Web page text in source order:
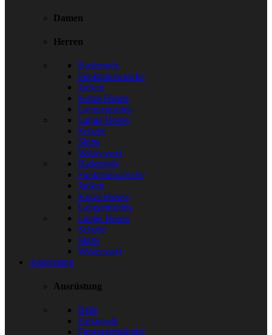
Damen
Herren
Bademode
Funktionswäsche
Jacken
Kurze Hosen
Langarmshirts
Lange Hosen
Schuhe
Shirts
Wintersport
Bademode
Funktionswäsche
Jacken
Kurze Hosen
Langarmshirts
Lange Hosen
Schuhe
Shirts
Wintersport
Ausrüstung
Ausrüstung
Bälle
Elektronik
Fitnessarmbänder